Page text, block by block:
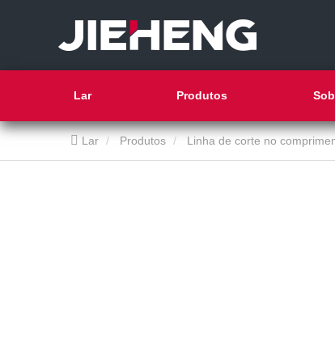
Lar Produtos
Lar Produtos Linha de corte no